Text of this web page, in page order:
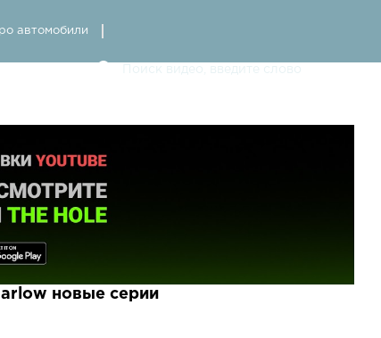
автомобили
новые серии